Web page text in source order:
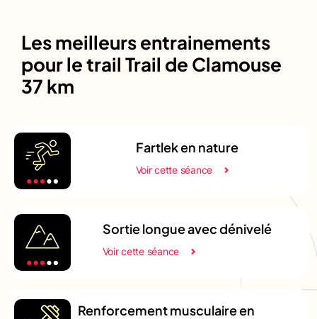
Les meilleurs entrainements
pour le trail Trail de Clamouse
37 km
Fartlek en nature
Voir cette séance
Sortie longue avec dénivelé
Voir cette séance
Renforcement musculaire en